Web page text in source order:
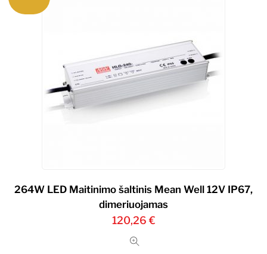
264W LED Maitinimo šaltinis Mean Well 12V IP67,
dimeriuojamas
120,26 €